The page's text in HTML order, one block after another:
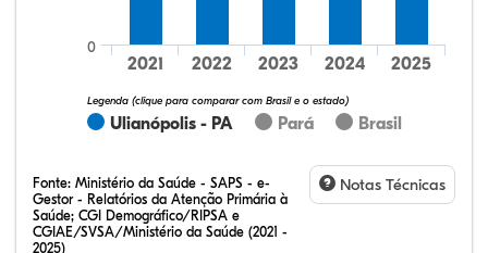
Ulianópolis - PA Pará Brasil
Legenda (clique para comparar com Brasil e o estado)
2021 2022 2023 2024 2025
0
Fonte: Ministério da Saúde - SAPS - e-
Gestor - Relatórios da Atenção Primária à
Saúde; CGI Demográfico/RIPSA e
CGIAE/SVSA/Ministério da Saúde (2021 -
2025)
Notas Técnicas